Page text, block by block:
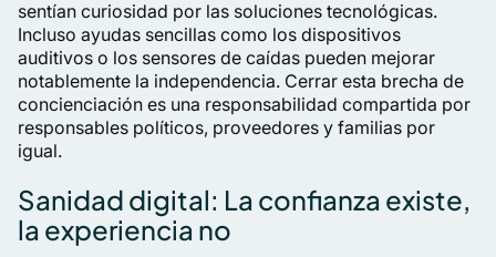
sentían curiosidad por las soluciones tecnológicas.
Incluso ayudas sencillas como los dispositivos
auditivos o los sensores de caídas pueden mejorar
notablemente la independencia. Cerrar esta brecha de
concienciación es una responsabilidad compartida por
responsables políticos, proveedores y familias por
igual.
Sanidad digital: La confianza existe,
la experiencia no